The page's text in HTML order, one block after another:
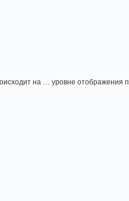
на … уровне отображения